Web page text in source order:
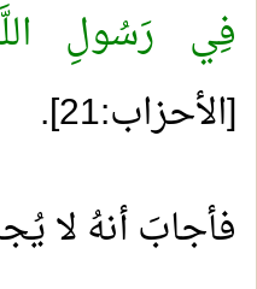
فِي رَسُولِ
[الأحزاب:21].
فأجابَ أنهُ لا